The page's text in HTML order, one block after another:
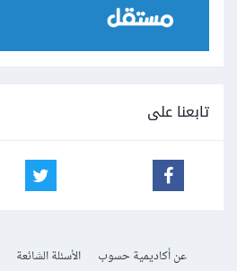
تابعنا على
عن أكاديمية حسوب الأسئلة الشائعة